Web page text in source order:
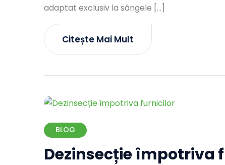
adaptat exclusiv la sângele […]
Citește Mai Mult
BLOG
Dezinsecție împotriva